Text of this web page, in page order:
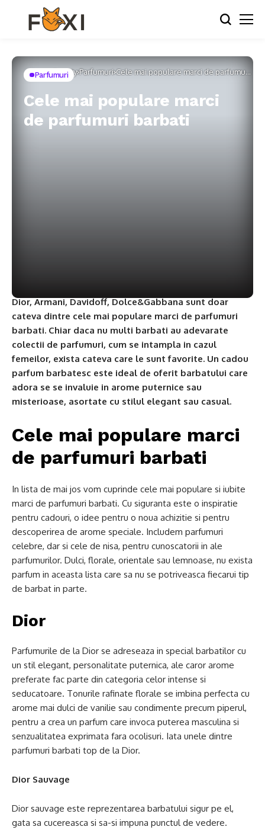
Home Beauty Parfumuri Cele mai populare marci de parfumuri
Parfumuri
Cele mai populare marci
de parfumuri barbati
Dior, Armani, Davidoff, Dolce&Gabbana sunt doar
cateva dintre cele mai populare marci de parfumuri
barbati. Chiar daca nu multi barbati au adevarate
colectii de parfumuri, cum se intampla in cazul
femeilor, exista cateva care le sunt favorite. Un cadou
parfum barbatesc este ideal de oferit barbatului care
adora se se invaluie in arome puternice sau
misterioase, asortate cu stilul elegant sau casual.
Cele mai populare marci
de parfumuri barbati
In lista de mai jos vom cuprinde cele mai populare si iubite
marci de parfumuri barbati. Cu siguranta este o inspiratie
pentru cadouri, o idee pentru o noua achizitie si pentru
descoperirea de arome speciale. Includem parfumuri
celebre, dar si cele de nisa, pentru cunoscatorii in ale
parfumurilor. Dulci, florale, orientale sau lemnoase, nu exista
parfum in aceasta lista care sa nu se potriveasca fiecarui tip
de barbat in parte.
Dior
Parfumurile de la Dior se adreseaza in special barbatilor cu
un stil elegant, personalitate puternica, ale caror arome
preferate fac parte din categoria celor intense si
seducatoare. Tonurile rafinate florale se imbina perfecta cu
arome mai dulci de vanilie sau condimente precum piperul,
pentru a crea un parfum care invoca puterea masculina si
senzualitatea exprimata fara ocolisuri. Iata unele dintre
parfumuri barbati top de la Dior.
Dior Sauvage
Dior sauvage este reprezentarea barbatului sigur pe el,
gata sa cucereasca si sa-si impuna punctul de vedere.